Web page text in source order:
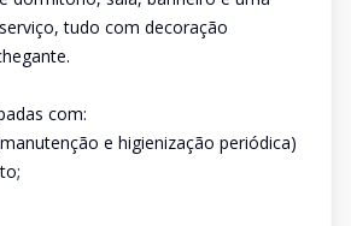
tudo com decoração
com:
e higienização periódica)